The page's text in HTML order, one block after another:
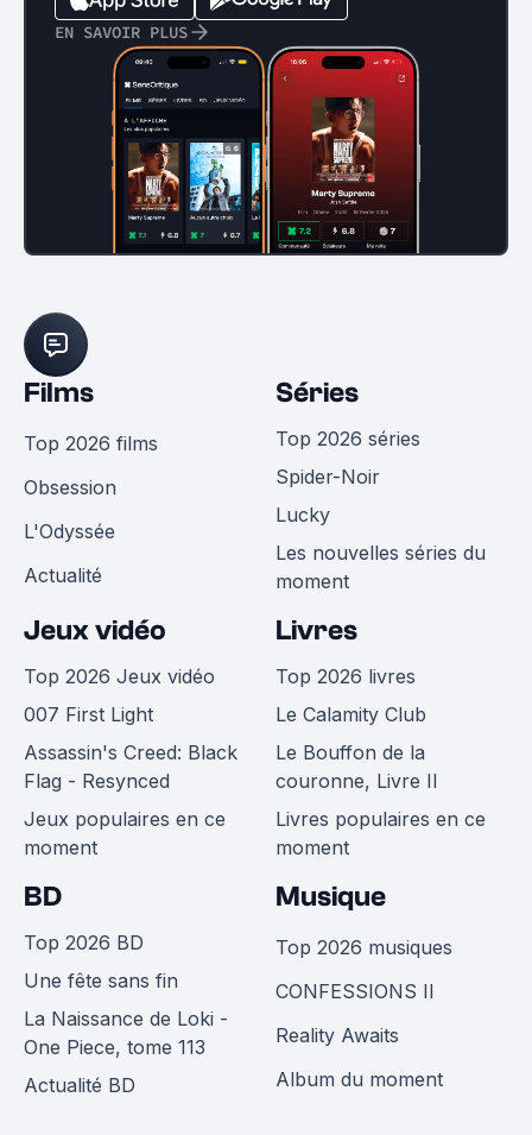
EN SAVOIR PLUS
Films
Top 2026 films
Obsession
L'Odyssée
Actualité
Séries
Top 2026 séries
Spider-Noir
Lucky
Les nouvelles séries du
moment
Jeux vidéo
Top 2026 Jeux vidéo
007 First Light
Assassin's Creed: Black
Flag - Resynced
Jeux populaires en ce
moment
Livres
Top 2026 livres
Le Calamity Club
Le Bouffon de la
couronne, Livre II
Livres populaires en ce
moment
BD
Top 2026 BD
Une fête sans fin
La Naissance de Loki -
One Piece, tome 113
Actualité BD
Musique
Top 2026 musiques
CONFESSIONS II
Reality Awaits
Album du moment